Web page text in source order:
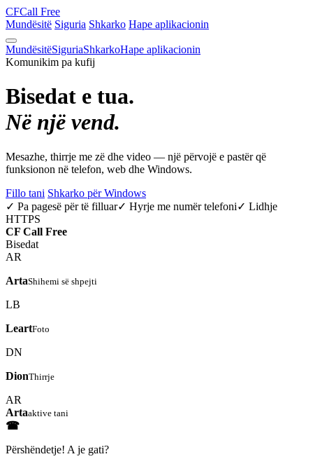
CFCall Free
Mundësitë Siguria Shkarko Hape aplikacionin
MundësitëSiguriaShkarkoHape aplikacionin
Komunikim pa kufij
Bisedat e tua.
Në një vend.
Mesazhe, thirrje me zë dhe video — një përvojë e pastër që
funksionon në telefon, web dhe Windows.
Fillo tani Shkarko për Windows
✓ Pa pagesë për të filluar✓ Hyrje me numër telefoni✓ Lidhje
HTTPS
CF Call Free
Bisedat
AR
ArtaShihemi së shpejti
LB
LeartFoto
DN
DionThirrje
AR
Artaaktive tani
☎
Përshëndetje! A je gati?